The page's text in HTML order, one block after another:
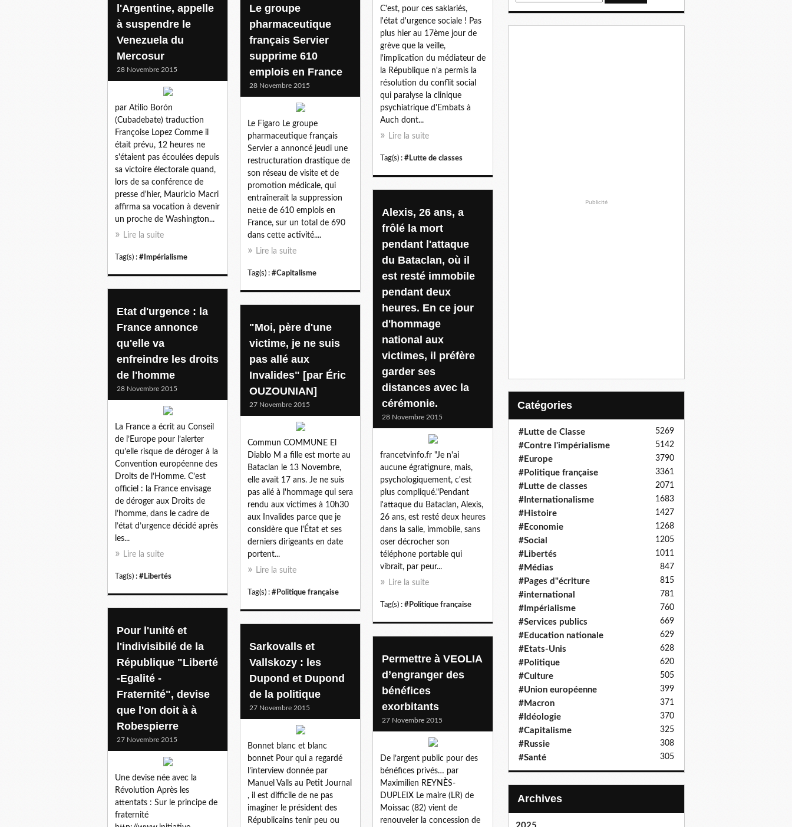
C'est, pour ces saklariés,
l'état d'urgence sociale ! Pas
plus hier au 17ème jour de
grève que la veille,
l'implication du médiateur de
la République n'a permis la
résolution du conflit social
qui paralyse la clinique
psychiatrique d'Embats à
Auch dont...
Lire la suite
Tag(s) : #Lutte de classes
l'Argentine, appelle
à suspendre le
Venezuela du
Mercosur
28 Novembre 2015
par Atilio Borón
(Cubadebate) traduction
Françoise Lopez Comme il
était prévu, 12 heures ne
s'étaient pas écoulées depuis
sa victoire électorale quand,
lors de sa conférence de
presse d'hier, Mauricio Macri
affirma sa vocation à devenir
un proche de Washington...
Lire la suite
Tag(s) : #Impérialisme
Le groupe
pharmaceutique
français Servier
supprime 610
emplois en France
28 Novembre 2015
Le Figaro Le groupe
pharmaceutique français
Servier a annoncé jeudi une
restructuration drastique de
son réseau de visite et de
promotion médicale, qui
entraînerait la suppression
nette de 610 emplois en
France, sur un total de 690
dans cette activité....
Lire la suite
Tag(s) : #Capitalisme
Alexis, 26 ans, a
frôlé la mort
pendant l'attaque
du Bataclan, où il
est resté immobile
pendant deux
heures. En ce jour
d'hommage
national aux
victimes, il préfère
garder ses
distances avec la
cérémonie.
28 Novembre 2015
francetvinfo.fr "Je n'ai
aucune égratignure, mais,
psychologiquement, c'est
plus compliqué."Pendant
l'attaque du Bataclan, Alexis,
26 ans, est resté deux heures
dans la salle, immobile, sans
oser décrocher son
téléphone portable qui
vibrait, par peur...
Lire la suite
Tag(s) : #Politique française
Etat d'urgence : la
France annonce
qu'elle va
enfreindre les droits
de l'homme
28 Novembre 2015
La France a écrit au Conseil
de l’Europe pour l’alerter
qu’elle risque de déroger à la
Convention européenne des
Droits de l’Homme. C’est
officiel : la France envisage
de déroger aux Droits de
l’homme, dans le cadre de
l’état d’urgence décidé après
les...
Lire la suite
Tag(s) : #Libertés
"Moi, père d'une
victime, je ne suis
pas allé aux
Invalides" [par Éric
OUZOUNIAN]
27 Novembre 2015
Commun COMMUNE El
Diablo M a fille est morte au
Bataclan le 13 Novembre,
elle avait 17 ans. Je ne suis
pas allé à l'hommage qui sera
rendu aux victimes à 10h30
aux Invalides parce que je
considère que l'État et ses
derniers dirigeants en date
portent...
Lire la suite
Tag(s) : #Politique française
Pour l'unité et
l'indivisibilé de la
République "Liberté
-Egalité -
Fraternité", devise
que l'on doit à à
Robespierre
27 Novembre 2015
Une devise née avec la
Révolution Après les
attentats : Sur le principe de
fraternité
Sarkovalls et
Vallskozy : les
Dupond et Dupond
de la politique
27 Novembre 2015
Bonnet blanc et blanc
bonnet Pour qui a regardé
l’interview donnée par
Manuel Valls au Petit Journal
, il est difficile de ne pas
imaginer le président des
Républicains tenir peu ou
Permettre à VEOLIA
d’engranger des
bénéfices
exorbitants
27 Novembre 2015
De l’argent public pour des
bénéfices privés… par
Maximilien REYNÈS-
DUPLEIX Le maire (LR) de
Moissac (82) vient de
renouveler la concession de
Publicité
Catégories
#Lutte de Classe 5269
#Contre l'impérialisme 5142
#Europe 3790
#Politique française 3361
#Lutte de classes 2071
#Internationalisme 1683
#Histoire 1427
#Economie 1268
#Social 1205
#Libertés 1011
#Médias 847
#Pages d"écriture 815
#international 781
#Impérialisme 760
#Services publics 669
#Education nationale 629
#Etats-Unis 628
#Politique 620
#Culture 505
#Union européenne 399
#Macron 371
#Idéologie 370
#Capitalisme 325
#Russie 308
#Santé 305
Archives